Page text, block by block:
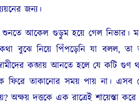
জন্য।
আকেল গুড়ুম হয়ে গেল নিভার। মনে
বুঝে নিয়ে পিঁপড়েনি যা বলল,
কব্জায় আনতে হলে যে কটি গুণ
ফিরে তাকানোর সময় পায় না।
অক্ষয় দত্তকে এক রাত্রেই শায়েস্তা করে